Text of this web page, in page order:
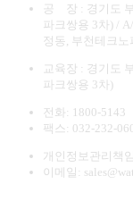
공 장 : 경기도 부
파크쌍용 3차) /
정동, 부천테크
교육장 : 경기도
파크쌍용 3차)
전화: 1800-5143
팩스: 032-232-
개인정보관리책
이메일: